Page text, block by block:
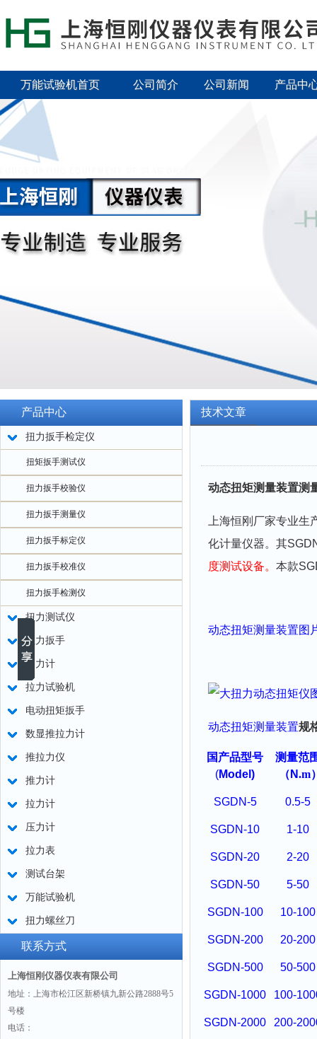
万能试验机首页 公司简介 公司新闻 产品中
产品中心
扭力扳手检定仪
扭矩扳手测试仪
扭力扳手校验仪
扭力扳手测量仪
扭力扳手标定仪
扭力扳手校准仪
扭力扳手检测仪
扭力测试仪
扭力扳手
测力计
拉力试验机
电动扭矩扳手
数显推拉力计
推拉力仪
推力计
拉力计
压力计
拉力表
测试台架
万能试验机
扭力螺丝刀
联系方式
上海恒刚仪器仪表有限公司
地址：上海市松江区新桥镇九新公路2888号5
号楼
电话：
技术文章
动态扭矩测量装置测
上海恒刚厂家专业生
化计量仪器。其
度测试设备。 本款
动态扭矩测量装置图
动态扭矩测量装置规
国产品型号
(Model)
测量范
（ N.m
SGDN-5 0.5-5
SGDN-10 1-10
SGDN-20 2-20
SGDN-50 5-50
SGDN-100 10-100
SGDN-200 20-200
SGDN-500 50-500
SGDN-1000 100-
SGDN-2000 200-